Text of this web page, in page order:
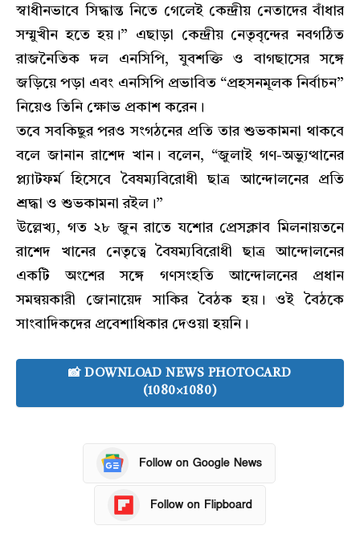
স্বাধীনভাবে সিদ্ধান্ত নিতে গেলেই কেন্দ্রীয় নেতাদের বাঁধার
সম্মুখীন হতে হয়।” এছাড়া কেন্দ্রীয় নেতৃবৃন্দের নবগঠিত
রাজনৈতিক দল এনসিপি, যুবশক্তি ও বাগছাসের সঙ্গে
জড়িয়ে পড়া এবং এনসিপি প্রভাবিত “প্রহসনমূলক নির্বাচন”
নিয়েও তিনি ক্ষোভ প্রকাশ করেন।
তবে সবকিছুর পরও সংগঠনের প্রতি তার শুভকামনা থাকবে
বলে জানান রাশেদ খান। বলেন, “জুলাই গণ-অভ্যুত্থানের
প্ল্যাটফর্ম হিসেবে বৈষম্যবিরোধী ছাত্র আন্দোলনের প্রতি
শ্রদ্ধা ও শুভকামনা রইল।”
উল্লেখ্য, গত ২৮ জুন রাতে যশোর প্রেসক্লাব মিলনায়তনে
রাশেদ খানের নেতৃত্বে বৈষম্যবিরোধী ছাত্র আন্দোলনের
একটি অংশের সঙ্গে গণসংহতি আন্দোলনের প্রধান
সমন্বয়কারী জোনায়েদ সাকির বৈঠক হয়। ওই বৈঠকে
সাংবাদিকদের প্রবেশাধিকার দেওয়া হয়নি।
📸 DOWNLOAD NEWS PHOTOCARD
(1080×1080)
Follow on Google News
Follow on Flipboard